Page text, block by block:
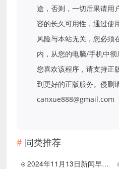
途，否则，一切后果请用
容的长久可用性，通过使
风险与本站无关，您必须
内，从您的电脑/手机中
您喜欢该程序，请支持正
到更好的正版服务。侵删
canxue888@gmail.com
同类推荐
2024年11月13日新闻早讯，每天60s读懂世界